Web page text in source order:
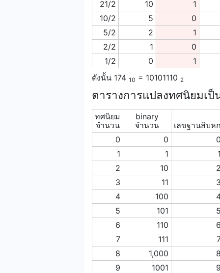
21/2
10 1
10/2
5 0
5/2
2 1
2/2
1 0
1/2
0 1
ดังนั้น 174 10 = 10101110 2
ตารางการแปลงทศนิยมเป็
ทศนิยม
จำนวน
binary
จำนวน
เลขฐานสิบหก
0
0
0
1
1
1
2
10
2
3
11
3
4
100
5
101
5
6
110
6
7
111
8
1,000
8
9
1001
9